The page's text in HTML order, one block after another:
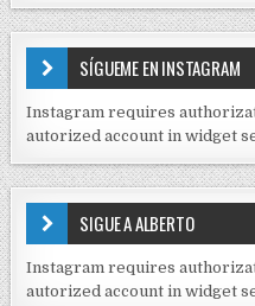
N
T
I
D
S
E
J
C
K
SÍGUEME EN INSTAGRAM
Instagram requires
autorized account in widget
SIGUE A ALBERTO
Instagram requires
autorized account in widget